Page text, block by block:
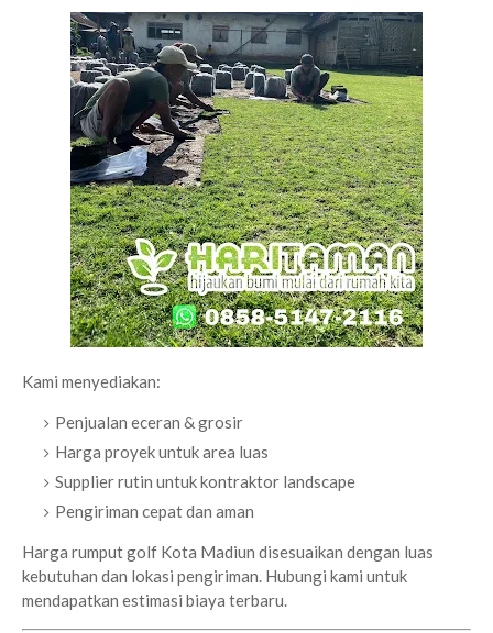
Kami menyediakan:
Penjualan eceran & grosir
Harga proyek untuk area luas
Supplier rutin untuk kontraktor landscape
Pengiriman cepat dan aman
Harga rumput golf Kota Madiun disesuaikan dengan luas
kebutuhan dan lokasi pengiriman. Hubungi kami untuk
mendapatkan estimasi biaya terbaru.